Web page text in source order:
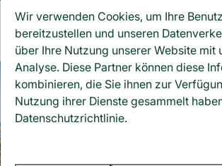
WANDERN
In der Umgebung
Machen Sie einen
Wir verwenden Cookies, um Ihre
bereitzustellen und unseren
über Ihre Nutzung unserer Website
Analyse. Diese Partner können diese
kombinieren, die Sie ihnen zur
Nutzung ihrer Dienste gesammelt
Datenschutzrichtlinie.